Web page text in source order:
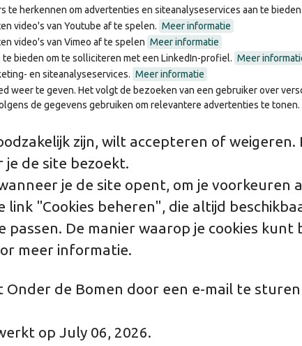
te herkennen om advertenties en siteanalyseservices aan te bieden
video's van Youtube af te spelen. Meer informatie
video's van Vimeo af te spelen Meer informatie
bieden om te solliciteren met een LinkedIn-profiel. Meer
en siteanalyseservices. Meer informatie
weer te geven. Het volgt de bezoeken van een gebruiker over
de gegevens gebruiken om relevantere advertenties te tonen.
zijn, wilt accepteren of weigeren.
de site bezoekt.
je de site opent, om je voorkeuren
"Cookies beheren", die altijd
De manier waarop je cookies
meer informatie.
de Bomen door een e-mail te
op July 06, 2026.